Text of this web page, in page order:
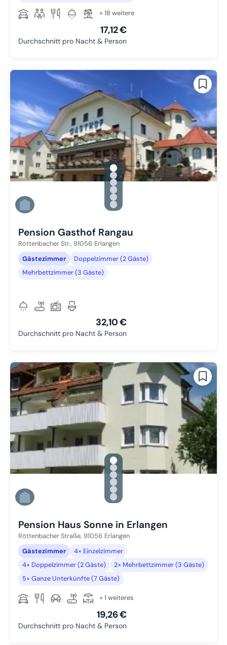
+ 18 weitere
17,12 €
Durchschnitt pro Nacht & Person
gallery.slide_selector
Zu Slide 1 wechseln
Zu Slide 2 wechseln
Zu Slide 3 wechseln
Zu Slide 4 wechseln
Zu Slide 5 wechseln
Zu Slide 6 wechseln
Pension Gasthof Rangau
Röttenbacher Str., 91056 Erlangen
Gästezimmer
Doppelzimmer (2 Gäste)
Mehrbettzimmer (3 Gäste)
32,10 €
Durchschnitt pro Nacht & Person
gallery.slide_selector
Zu Slide 1 wechseln
Zu Slide 2 wechseln
Zu Slide 3 wechseln
Zu Slide 4 wechseln
Zu Slide 5 wechseln
Zu Slide 6 wechseln
Pension Haus Sonne in Erlangen
Röttenbacher Straße, 91056 Erlangen
Gästezimmer
4× Einzelzimmer
4× Doppelzimmer (2 Gäste)
2× Mehrbettzimmer (3 Gäste)
5× Ganze Unterkünfte (7 Gäste)
+ 1 weiteres
19,26 €
Durchschnitt pro Nacht & Person